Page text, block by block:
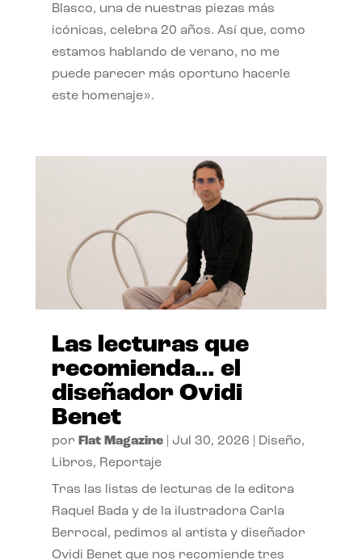
Blasco, una de nuestras piezas más
icónicas, celebra 20 años. Así que, como
estamos hablando de verano, no me
puede parecer más oportuno hacerle
este homenaje».
Las lecturas que
recomienda… el
diseñador Ovidi
Benet
por Flat Magazine| Jul 30, 2026 Diseño,
Libros, Reportaje
Tras las listas de lecturas de la editora
Raquel Bada y de la ilustradora Carla
Berrocal, pedimos al artista y diseñador
Ovidi Benet que nos recomiende tres